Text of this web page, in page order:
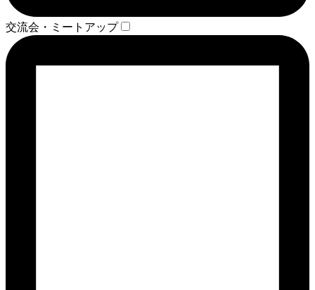
交流会・ミートアップ